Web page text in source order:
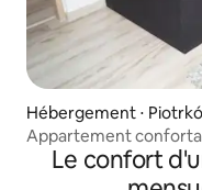
Hébergement ⋅
Appartement
Le confort